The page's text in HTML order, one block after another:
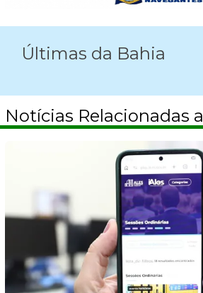
Últimas da Bahia
Notícias Relacionadas a